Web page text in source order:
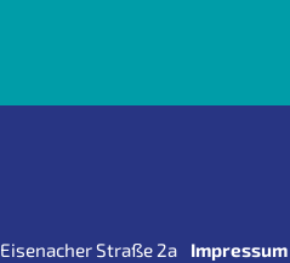
Eisenacher Straße 2a
Impressum